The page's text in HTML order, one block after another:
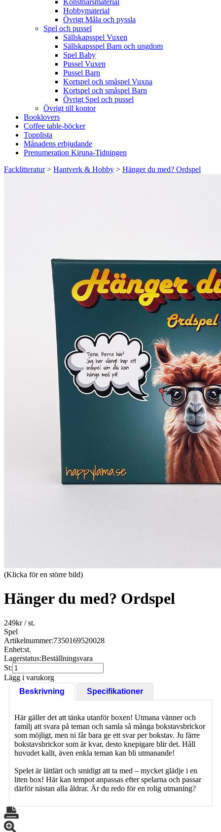
Konstnärsmaterial
Hobbymaterial
Övrigt Måla och pyssla
Spel och pussel
Sällskapsspel Vuxen
Sällskapsspel Barn och ungdom
Spel Baby
Pussel Vuxen
Pussel Barn
Kortspel och småspel Vuxna
Kortspel och småspel Barn
Övrigt Spel och pussel
Övrigt till kontor
Booklovers
Coffee table-böcker
Topplista
Månadens erbjudande
Prenumeration Kiruna-Tidningen
Facklitteratur> Hantverk & Hobby > Hänger du med? Ordspel
(Klicka för en större bild)
Hänger du med? Ordspel
249kr/ st.
Spel
Artikelnummer:7350169520028
Enhet:st.
Lagerstatus:Beställningsvara
St:
Lägg i varukorg
Beskrivning
Specifikationer
Här gäller det att tänka utanför boxen! Utmana vänner och
familj att svara på teman och samla så många bokstavsbrickor
som möjligt, men ni får bara ge ett svar per bokstav. Ju färre
bokstavsbrickor som är kvar, desto knepigare blir det. Håll
huvudet kallt, även enkla teman kan bli utmanande!
Spelet är lättlärt och smidigt att ta med – mycket glädje i en
liten box! Här kan tempot anpassas efter spelarna och passar
därför nästan alla åldrar. Är du redo för en rolig utmaning?